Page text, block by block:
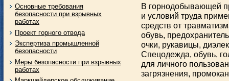
Основные требования
безопасности при взрывных
работах
Проект горного отвода
Экспертиза промышленной
безопасности
Меры безопасности при взрывных
работах
В горнодобывающей
и условий труда
средств от
обувь,
очки, рукавицы,
Спецодежда, обувь,
для личного
загрязнения,